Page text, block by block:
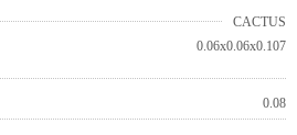
CACTUS
0.06x0.06x0.107
0.08